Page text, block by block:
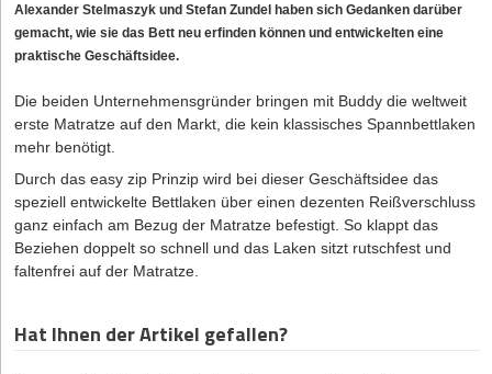
Alexander Stelmaszyk und Stefan Zundel haben sich Gedanken darüber
gemacht, wie sie das Bett neu erfinden können und entwickelten eine
praktische Geschäftsidee.
Die beiden Unternehmensgründer bringen mit Buddy die weltweit
erste Matratze auf den Markt, die kein klassisches Spannbettlaken
mehr benötigt.
Durch das easy zip Prinzip wird bei dieser Geschäftsidee das
speziell entwickelte Bettlaken über einen dezenten Reißverschluss
ganz einfach am Bezug der Matratze befestigt. So klappt das
Beziehen doppelt so schnell und das Laken sitzt rutschfest und
faltenfrei auf der Matratze.
Hat Ihnen der Artikel gefallen?